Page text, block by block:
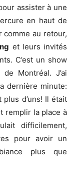
assister à une
en haut de
comme au retour,
et leurs invités
C’est un show
Montréal. J’ai
dernière minute:
d’uns! Il était
remplir la place à
difficilement,
pour avoir un
plus que